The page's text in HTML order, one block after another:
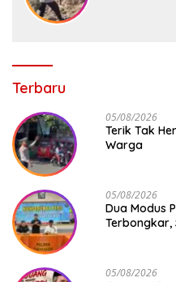
Terbaru
05/08/2026
Terik Tak
Warga
05/08/2026
Dua Modus
Terbongkar,
05/08/2026